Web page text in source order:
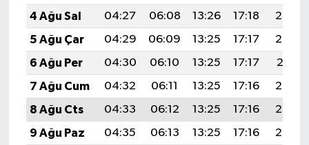
4 Ağu Sal
04:27 06:08 13:26 17:18
20:33
5 Ağu Çar
04:29 06:09 13:25 17:17
20:32
6 Ağu Per
04:30 06:10 13:25 17:17
20:31
7 Ağu Cum
04:32 06:11 13:25 17:16
20:30
8 Ağu Cts
04:33 06:12 13:25 17:16
20:29
9 Ağu Paz
04:35 06:13 13:25 17:16
20:27